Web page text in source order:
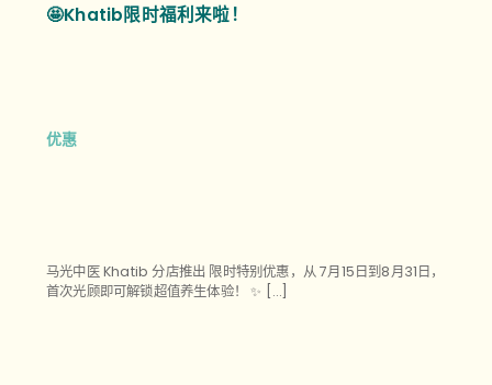
🤩Khatib限时福利来啦！
优惠
马光中医 Khatib 分店推出 限时特别优惠，从 7月15日到8月31日，
首次光顾即可解锁超值养生体验！ ✨ […]